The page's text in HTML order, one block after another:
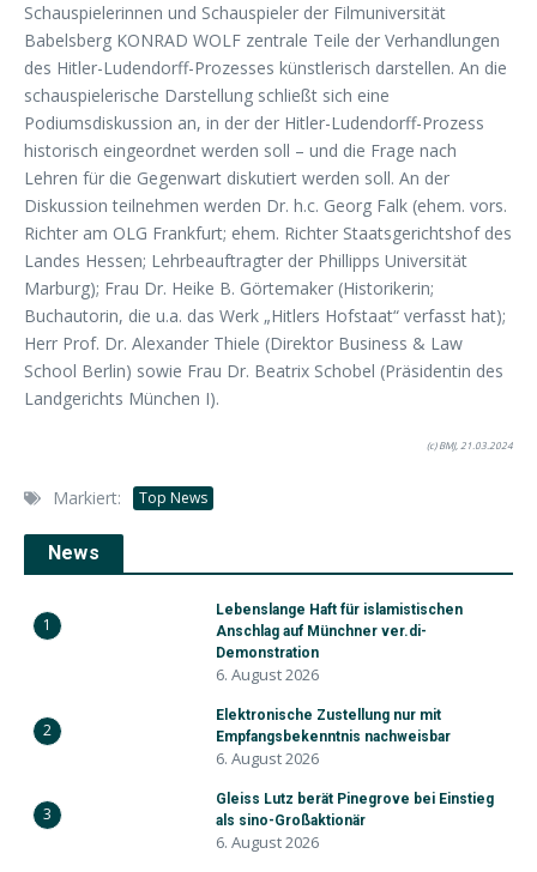
Schauspielerinnen und Schauspieler der Filmuniversität
Babelsberg KONRAD WOLF zentrale Teile der Verhandlungen
des Hitler-Ludendorff-Prozesses künstlerisch darstellen. An die
schauspielerische Darstellung schließt sich eine
Podiumsdiskussion an, in der der Hitler-Ludendorff-Prozess
historisch eingeordnet werden soll – und die Frage nach
Lehren für die Gegenwart diskutiert werden soll. An der
Diskussion teilnehmen werden Dr. h.c. Georg Falk (ehem. vors.
Richter am OLG Frankfurt; ehem. Richter Staatsgerichtshof des
Landes Hessen; Lehrbeauftragter der Phillipps Universität
Marburg); Frau Dr. Heike B. Görtemaker (Historikerin;
Buchautorin, die u.a. das Werk „Hitlers Hofstaat“ verfasst hat);
Herr Prof. Dr. Alexander Thiele (Direktor Business & Law
School Berlin) sowie Frau Dr. Beatrix Schobel (Präsidentin des
Landgerichts München I).
(c) BMJ, 21.03.2024
Markiert: Top News
News
1
Lebenslange Haft für islamistischen
Anschlag auf Münchner ver.di-
Demonstration
6. August 2026
2
Elektronische Zustellung nur mit
Empfangsbekenntnis nachweisbar
6. August 2026
3
Gleiss Lutz berät Pinegrove bei Einstieg
als sino-Großaktionär
6. August 2026